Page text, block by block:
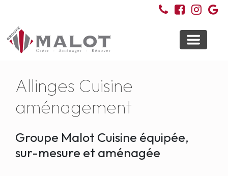
Toggle
Allinges Cuisine
aménagement
Groupe Malot Cuisine équipée,
sur-mesure et aménagée